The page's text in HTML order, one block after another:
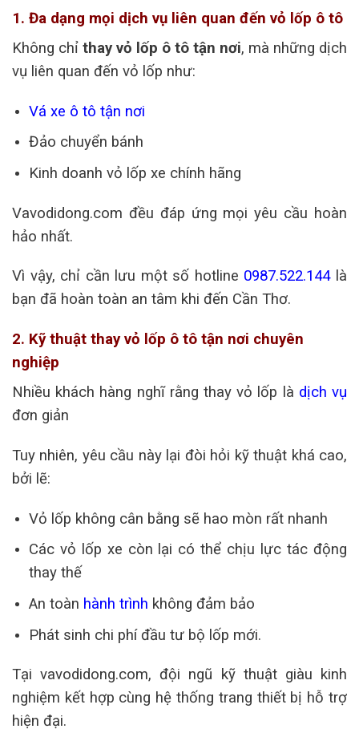
1. Đa dạng mọi dịch vụ liên quan đến vỏ lốp ô tô
Không chỉ thay vỏ lốp ô tô tận nơi, mà những dịch
vụ liên quan đến vỏ lốp như:
Vá xe ô tô tận nơi
Đảo chuyển bánh
Kinh doanh vỏ lốp xe chính hãng
Vavodidong.com đều đáp ứng mọi yêu cầu hoàn
hảo nhất.
Vì vậy, chỉ cần lưu một số hotline 0987.522.144là
bạn đã hoàn toàn an tâm khi đến Cần Thơ.
2. Kỹ thuật thay vỏ lốp ô tô tận nơi chuyên
nghiệp
Nhiều khách hàng nghĩ rằng thay vỏ lốp là dịch vụ
đơn giản
Tuy nhiên, yêu cầu này lại đòi hỏi kỹ thuật khá cao,
bởi lẽ:
Vỏ lốp không cân bằng sẽ hao mòn rất nhanh
Các vỏ lốp xe còn lại có thể chịu lực tác động
thay thế
An toàn hành trình không đảm bảo
Phát sinh chi phí đầu tư bộ lốp mới.
Tại vavodidong.com, đội ngũ kỹ thuật giàu kinh
nghiệm kết hợp cùng hệ thống trang thiết bị hỗ trợ
hiện đại.